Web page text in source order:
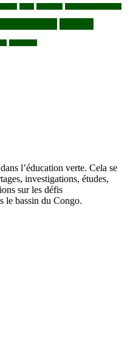
l’éducation verte. Cela se
investigations, études,
sur les défis
le bassin du Congo.